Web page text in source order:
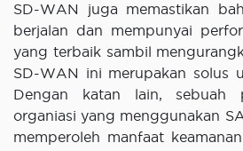
SD-WAN juga memastikan
berjalan dan mempunyai
yang terbaik sambil
SD-WAN ini merupakan solus
Dengan katan lain, sebuah
organiasi yang menggunakan
memperoleh manfaat